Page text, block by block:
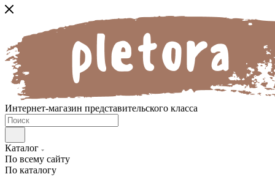
Интернет-магазин представительского класса
Каталог
По всему сайту
По каталогу